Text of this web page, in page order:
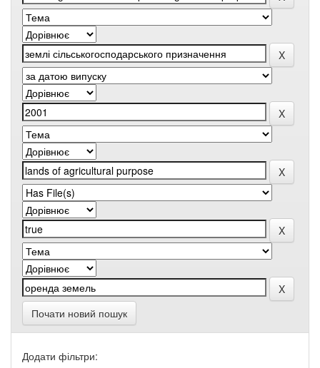
Почати новий пошук
Додати фільтри: